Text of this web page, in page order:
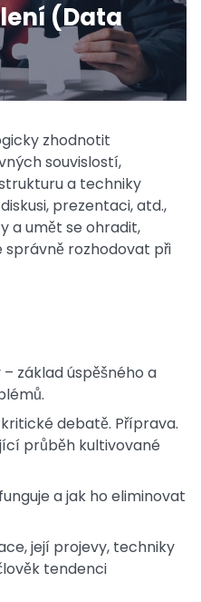
(Data
zhodnotit
souvislostí,
a techniky
prezentaci, atd.,
a umět se ohradit,
správně rozhodovat při
základ úspěšného a
debatě. Příprava.
průběh kultivované
a jak ho eliminovat
její projevy, techniky
tendenci